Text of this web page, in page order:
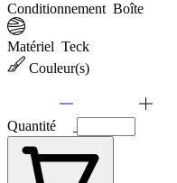
Conditionnement Boîte
Matériel Teck
Couleur(s)
Quantité